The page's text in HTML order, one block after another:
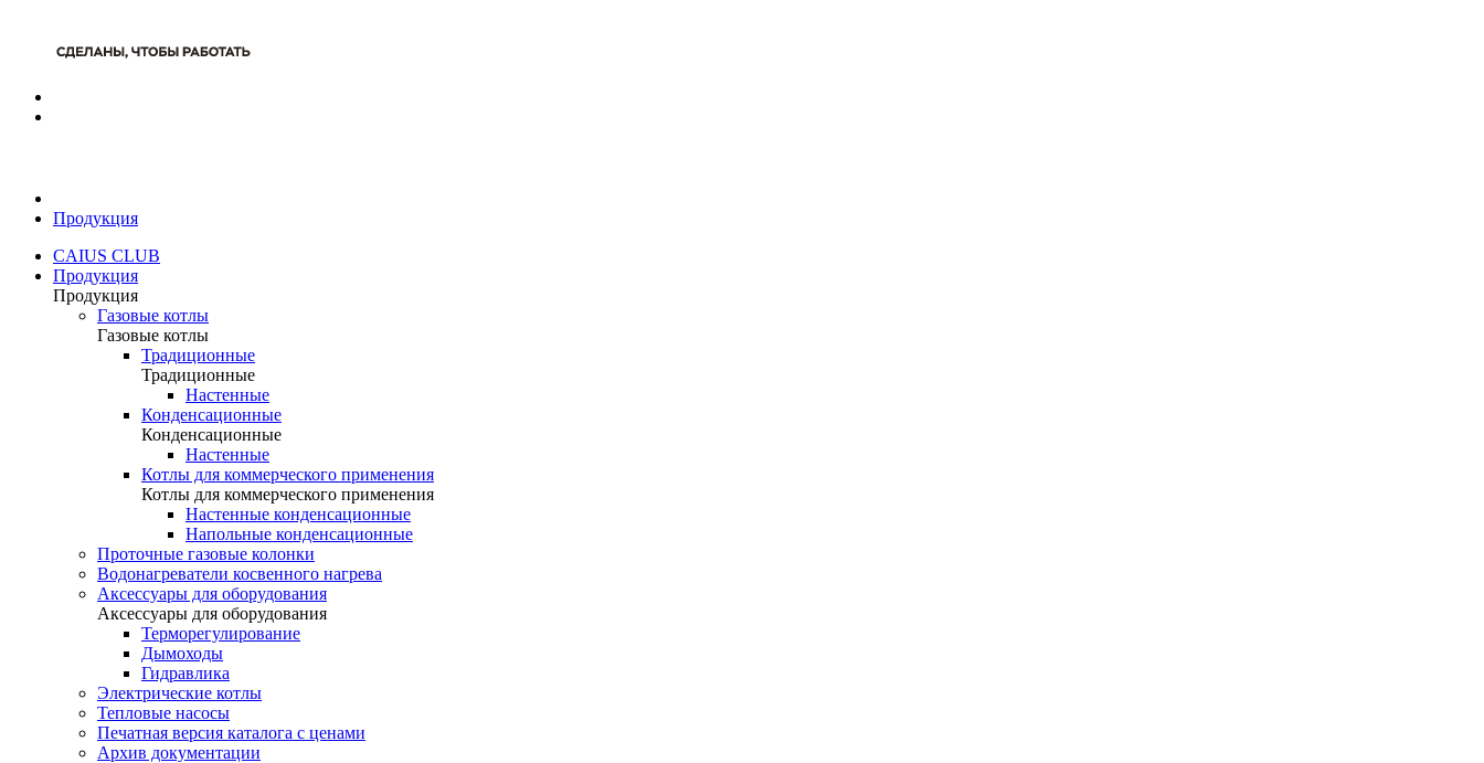
Продукция
CAIUS CLUB
Продукция
Продукция
Газовые котлы
Газовые котлы
Традиционные
Традиционные
Настенные
Конденсационные
Конденсационные
Настенные
Котлы для коммерческого применения
Котлы для коммерческого применения
Настенные конденсационные
Напольные конденсационные
Проточные газовые колонки
Водонагреватели косвенного нагрева
Аксессуары для оборудования
Аксессуары для оборудования
Терморегулирование
Дымоходы
Гидравлика
Электрические котлы
Тепловые насосы
Печатная версия каталога с ценами
Архив документации